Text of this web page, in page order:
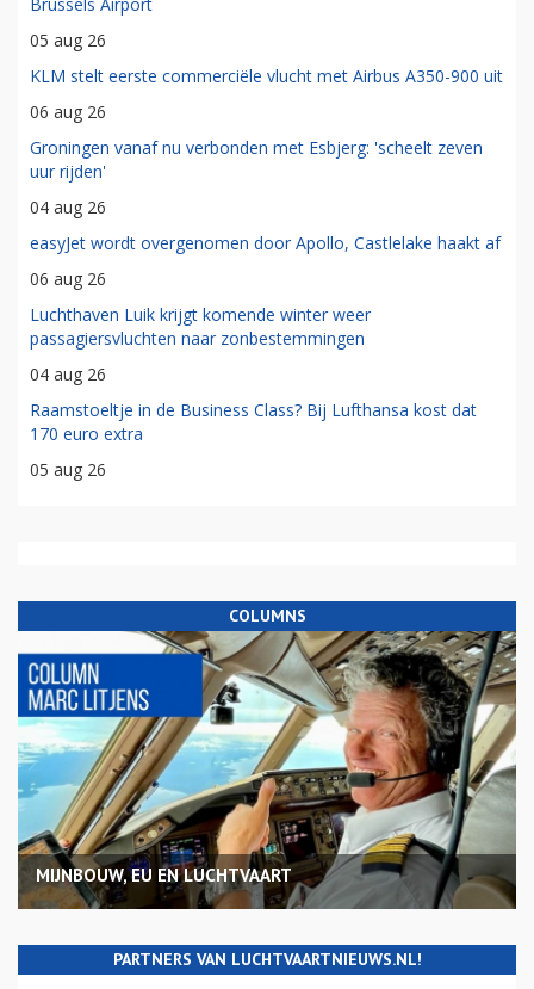
Brussels Airport
05 aug 26
KLM stelt eerste commerciële vlucht met Airbus A350-900 uit
06 aug 26
Groningen vanaf nu verbonden met Esbjerg: 'scheelt zeven
uur rijden'
04 aug 26
easyJet wordt overgenomen door Apollo, Castlelake haakt af
06 aug 26
Luchthaven Luik krijgt komende winter weer
passagiersvluchten naar zonbestemmingen
04 aug 26
Raamstoeltje in de Business Class? Bij Lufthansa kost dat
170 euro extra
05 aug 26
COLUMNS
MIJNBOUW, EU EN LUCHTVAART
PARTNERS VAN LUCHTVAARTNIEUWS.NL!